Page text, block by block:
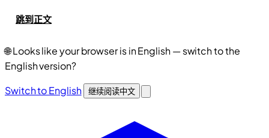
跳到正文
🌐Looks like your browser is in English — switch to the
English version?
Switch to English
继续阅读中文